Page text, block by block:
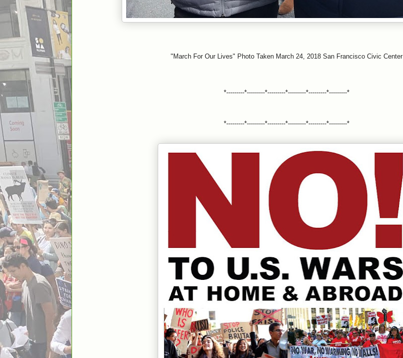
"March For Our Lives" Photo Taken March 24, 2018 San Francisco Civic Center
*---------*---------*---------*---------*---------*---------*
*---------*---------*---------*---------*---------*---------*